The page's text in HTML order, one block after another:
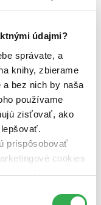
údajmi?
správate, a
knihy, zbierame
bez nich by naša
používame
zisťovať, ako
prispôsobovať
cookies
reklamy.
všetky tieto
CZ1